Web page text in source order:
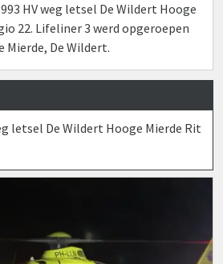
HV weg letsel De Wildert Hooge
22. Lifeliner 3 werd opgeroepen
Mierde, De Wildert.
letsel De Wildert Hooge Mierde Rit